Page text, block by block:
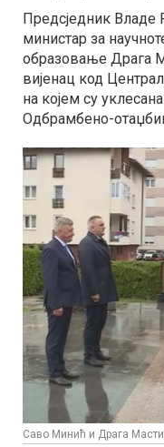
Предсједник
министар за
образовање Драга
вијенац код
на којем су
Одбрамбено-
Саво Минић и Драга